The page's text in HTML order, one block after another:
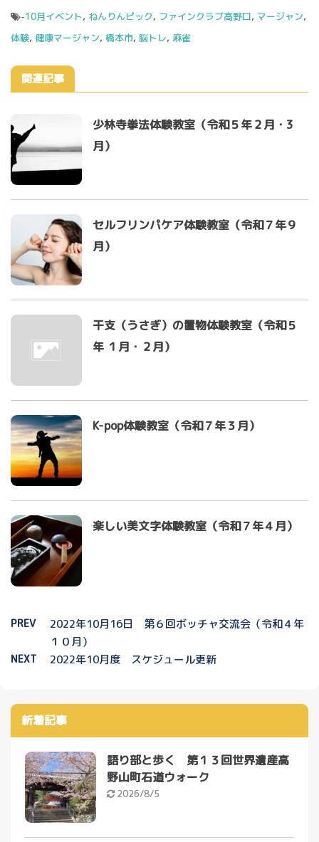
-10月イベント, ねんりんピック, ファインクラブ高野口, マージャン,
体験, 健康マージャン, 橋本市, 脳トレ, 麻雀
関連記事
少林寺拳法体験教室（令和５年２月・3
月）
セルフリンパケア体験教室（令和７年９
月）
干支（うさぎ）の置物体験教室（令和５
年 １月・２月）
K-pop体験教室（令和７年３月）
楽しい美文字体験教室（令和７年４月）
PREV
2022年10月16日 第６回ボッチャ交流会（令和４年
１０月）
NEXT 2022年10月度 スケジュール更新
新着記事
語り部と歩く 第１３回世界遺産高
野山町石道ウォーク
2026/8/5